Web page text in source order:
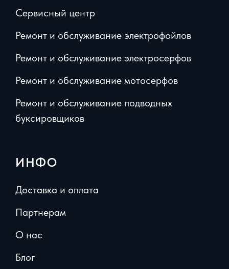
Сервисный центр
Ремонт и обслуживание электрофойлов
Ремонт и обслуживание электросерфов
Ремонт и обслуживание мотосерфов
Ремонт и обслуживание подводных
буксировщиков
ИНФО
Доставка и оплата
Партнерам
О нас
Блог